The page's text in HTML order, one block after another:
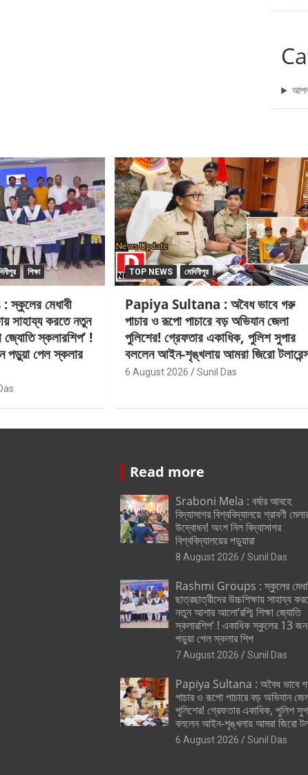
শিক্ষা
মেধাবী
সাহায্য করতে নতুন
জ্যোতি স্কলারশিপ’ !
পেল স্কলার
TOP NEWS মেদিনীপুর
Papiya Sultana : অবৈধ ভাবে গরু
পাচার ও রূপো পাচারে বড় অভিযান জেলা
পুলিশের! গ্রেফতার একাধিক, পুলিশ সুপার
বললেন আইন-শৃঙ্খলায় আমরা জিরো
6 August 2026 Sunil Das
Read more
Sraboni Mela : বর্ষার আবহে
বিদ্যাসাগর বিশ্ববিদ্যালয়ে শ্রাবণী
উদ্বোধন! অংশ নিল বিদ্যাসাগর
বিশ্ববিদ্যালয়ের পড়ুয়ারা
8 August 2026 Sunil Das
Rashmi Groups : স্কুলের
ছাত্রছাত্রীদের উচ্চশিক্ষায় সাহায্য
নতুন আশার আলো’রশ্মি শিক্ষা জ্যোতি
স্কলারশিপ’ ! একাধিক স্কুলের 13 জন
পড়ুয়া পেল স্কলার শিপ
7 August 2026 Sunil Das
Papiya Sultana : অবৈধ ভাবে
পাচার ও রূপো পাচারে বড় অভিযান
পুলিশের! গ্রেফতার একাধিক, পুলিশ
বললেন আইন-শৃঙ্খলায় আমরা জিরো
6 August 2026 Sunil Das